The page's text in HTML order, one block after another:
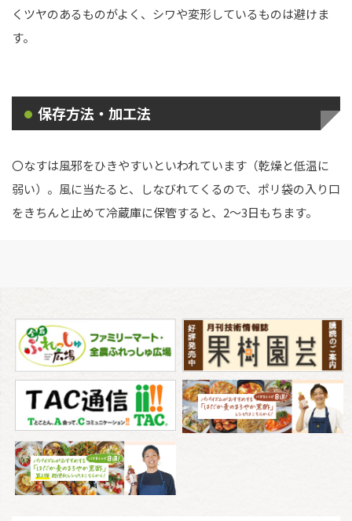
くツヤのあるものがよく、シワや変形しているものは避けま
す。
保存方法・加工法
〇なすは風邪をひきやすいといわれています（乾燥と低温に
弱い）。風に当たると、しなびれてくるので、ポリ袋の入り口
をきちんと止めて冷蔵庫に保管すると、2～3日もちます。